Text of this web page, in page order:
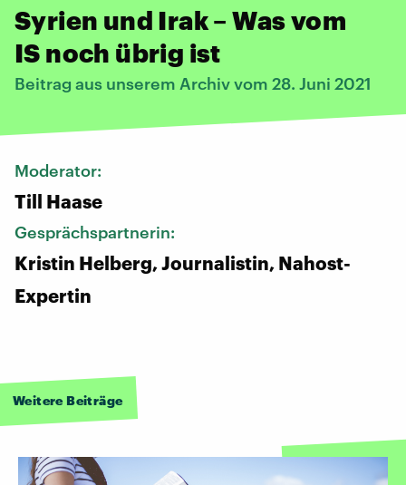
Syrien und Irak – Was vom
IS noch übrig ist
Beitrag aus unserem Archiv vom 28. Juni 2021
Moderator:
Till Haase
Gesprächspartnerin:
Kristin Helberg, Journalistin, Nahost-
Expertin
Weitere Beiträge